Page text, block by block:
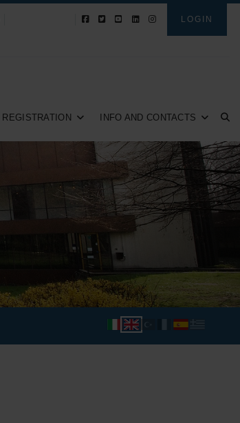
LOGIN
REGISTRATION INFO AND CONTACTS